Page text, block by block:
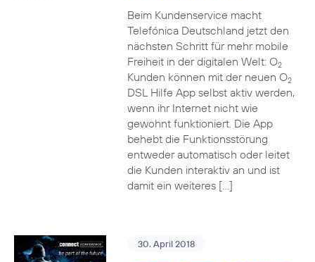
Beim Kundenservice macht
Telefónica Deutschland jetzt den
nächsten Schritt für mehr mobile
Freiheit in der digitalen Welt: O2
Kunden können mit der neuen O2
DSL Hilfe App selbst aktiv werden,
wenn ihr Internet nicht wie
gewohnt funktioniert. Die App
behebt die Funktionsstörung
entweder automatisch oder leitet
die Kunden interaktiv an und ist
damit ein weiteres […]
30. April 2018